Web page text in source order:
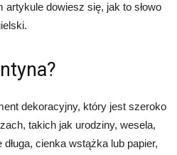
dowiesz się, jak to słowo
dekoracyjny, który jest szeroko
takich jak urodziny, wesela,
cienka wstążka lub papier,